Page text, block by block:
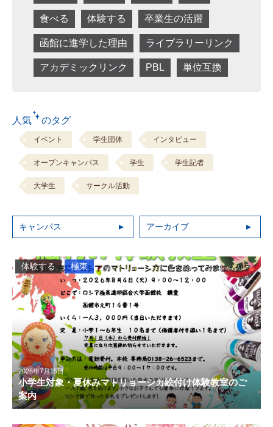
食べる 体験する 卒業生の活躍
函館に進学した理由 ライブラリーリンク
アカデミックリンク PBL 単位互換
人気 のタグ
イベント 学生団体 インタビュー
オープンキャンパス 学生 学生記者
大学生 サークル活動
キャンパス アーカイブ
2026年7月15日
小学生対象・夏休みマトリョーシカ絵付け体験教室のご
案内
体験する 極東